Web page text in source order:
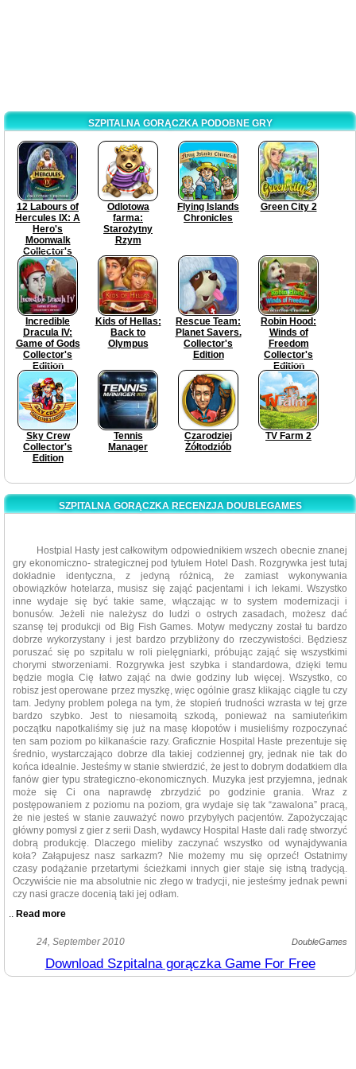
SZPITALNA GORĄCZKA PODOBNE GRY
12 Labours of
Hercules IX: A
Hero's
Moonwalk
Collector's
Edition
Odlotowa
farma:
Starożytny
Rzym
Flying Islands
Chronicles
Green City 2
Incredible
Dracula IV:
Game of Gods
Collector's
Edition
Kids of Hellas:
Back to
Olympus
Rescue Team:
Planet Savers.
Collector's
Edition
Robin Hood:
Winds of
Freedom
Collector's
Edition
Sky Crew
Collector's
Edition
Tennis
Manager
Czarodziej
Żółtodziób
TV Farm 2
SZPITALNA GORĄCZKA RECENZJA DOUBLEGAMES
Hostpial Hasty jest całkowitym odpowiednikiem wszech obecnie znanej
gry ekonomiczno- strategicznej pod tytułem Hotel Dash. Rozgrywka jest tutaj
dokładnie identyczna, z jedyną różnicą, że zamiast wykonywania
obowiązków hotelarza, musisz się zająć pacjentami i ich lekami. Wszystko
inne wydaje się być takie same, włączając w to system modernizacji i
bonusów. Jeżeli nie należysz do ludzi o ostrych zasadach, możesz dać
szansę tej produkcji od Big Fish Games. Motyw medyczny został tu bardzo
dobrze wykorzystany i jest bardzo przybliżony do rzeczywistości. Będziesz
poruszać się po szpitalu w roli pielęgniarki, próbując zająć się wszystkimi
chorymi stworzeniami. Rozgrywka jest szybka i standardowa, dzięki temu
będzie mogła Cię łatwo zająć na dwie godziny lub więcej. Wszystko, co
robisz jest operowane przez myszkę, więc ogólnie grasz klikając ciągle tu czy
tam. Jedyny problem polega na tym, że stopień trudności wzrasta w tej grze
bardzo szybko. Jest to niesamoitą szkodą, ponieważ na samiuteńkim
początku napotkaliśmy się już na masę kłopotów i musieliśmy rozpoczynać
ten sam poziom po kilkanaście razy. Graficznie Hospital Haste prezentuje się
średnio, wystarczająco dobrze dla takiej codziennej gry, jednak nie tak do
końca idealnie. Jesteśmy w stanie stwierdzić, że jest to dobrym dodatkiem dla
fanów gier typu strategiczno-ekonomicznych. Muzyka jest przyjemna, jednak
może się Ci ona naprawdę zbrzydzić po godzinie grania. Wraz z
postępowaniem z poziomu na poziom, gra wydaje się tak “zawalona” pracą,
że nie jesteś w stanie zauważyć nowo przybyłych pacjentów. Zapożyczając
główny pomysł z gier z serii Dash, wydawcy Hospital Haste dali radę stworzyć
dobrą produkcję. Dlaczego mieliby zaczynać wszystko od wynajdywania
koła? Załąpujesz nasz sarkazm? Nie możemy mu się oprzeć! Ostatnimy
czasy podążanie przetartymi ścieżkami innych gier staje się istną tradycją.
Oczywiście nie ma absolutnie nic złego w tradycji, nie jesteśmy jednak pewni
czy nasi gracze docenią taki jej odłam.
Read more
Hostpial Hasty jest całkowitym odpowiednikiem wszech obecnie znanej
dokładnie identyczna, z jedyną różnicą, że zamiast wykonywania
obowiązków hotelarza, musisz się zająć pacjentami i ich lekami. Wszystko
24, September 2010 DoubleGames
Download Szpitalna gorączka Game For Free